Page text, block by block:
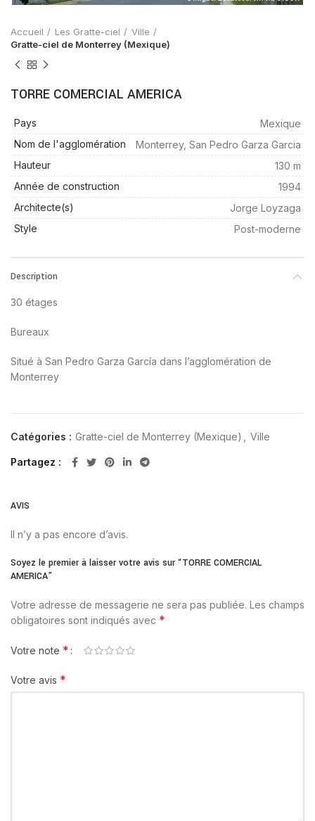
Accueil Les Gratte-ciel
Ville
Gratte-ciel de Monterrey (Mexique)
TORRE COMERCIAL AMERICA
Pays
Mexique
Nom de l'agglomération
Monterrey, San Pedro Garza Garcia
Hauteur
130 m
Année de construction
1994
Architecte(s)
Jorge Loyzaga
Style
Post-moderne
Description
30 étages
Bureaux
Situé à San Pedro Garza García dans l’agglomération de
Monterrey
Catégories : Gratte-ciel de Monterrey (Mexique) Ville
Partagez
AVIS
Il n’y a pas encore d’avis.
Soyez le premier à laisser votre avis sur “TORRE COMERCIAL
AMERICA”
Votre adresse de messagerie ne sera pas publiée. Les champs
obligatoires sont indiqués avec *
Votre note *
Votre avis *